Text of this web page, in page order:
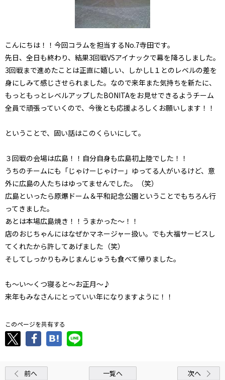
こんにちは！！今回コラムを担当するNo.7寺田です。
先日、全日も終わり、結果3回戦VSアイナックで幕を降ろしました。
3回戦まで進めたことは正直に嬉しい、しかしL１とのレベルの差を
身にしみて感じさせられました。なので来年また気持ちを新たに、
もっともっとレベルアップしたBONITAをお見せできるようチーム
全員で頑張っていくので、今後とも応援よろしくお願いします！！
ということで、固い話はこのくらいにして。
３回戦の会場は広島！！自分自身も広島初上陸でした！！
うちのチームにも「じゃけーじゃけー」ゆってる人がいるけど、意
外に広島の人たちはゆってませんでした。（笑）
広島といったら原爆ドーム＆平和記念公園ということでもちろん行
ってきました。
あとは本場広島焼き！！うまかった～！！
店のおじちゃんにはなぜかマネージャー扱い。でも大福サービスし
てくれたから許してあげました（笑）
そしてしっかりもみじまんじゅうも食べて帰りました。
も～い～くつ寝ると～お正月～♪
来年もみなさんにとっていい年になりますように！！
このページを共有する
前へ 一覧へ 次へ